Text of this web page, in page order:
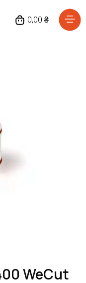
0,00 ₴
WeCut